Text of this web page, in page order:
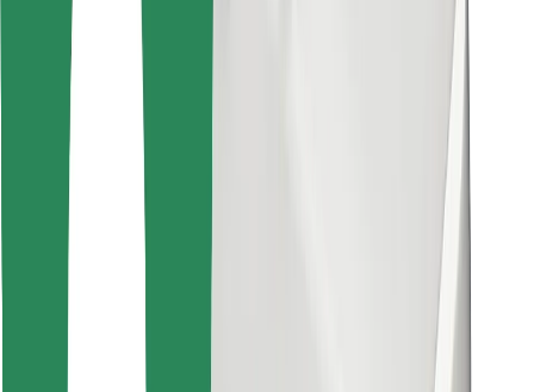
Stáhněte si aplikaci Bolt Food